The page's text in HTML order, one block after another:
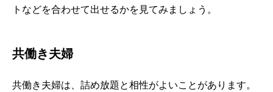
トなどを合わせて出せるかを見てみましょう。
共働き夫婦
共働き夫婦は、詰め放題と相性がよいことがあります。